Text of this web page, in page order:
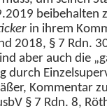
beibehalten
in ihrem
2018, § 7 Rdn.
aber auch die
durch
Kommentar
§ 7 Rdn. 8,